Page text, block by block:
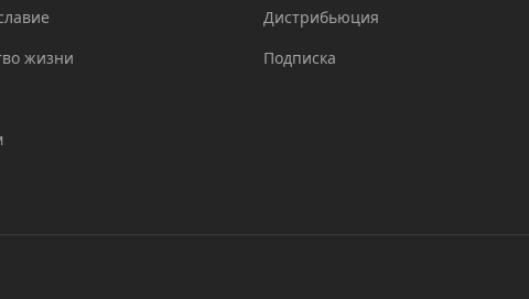
жизни
Дистрибьюция
Подписка